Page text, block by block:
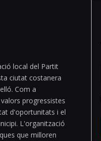
local del Partit
ciutat costanera
Com a
progressistes
d'oportunitats i el
L'organització
que milloren